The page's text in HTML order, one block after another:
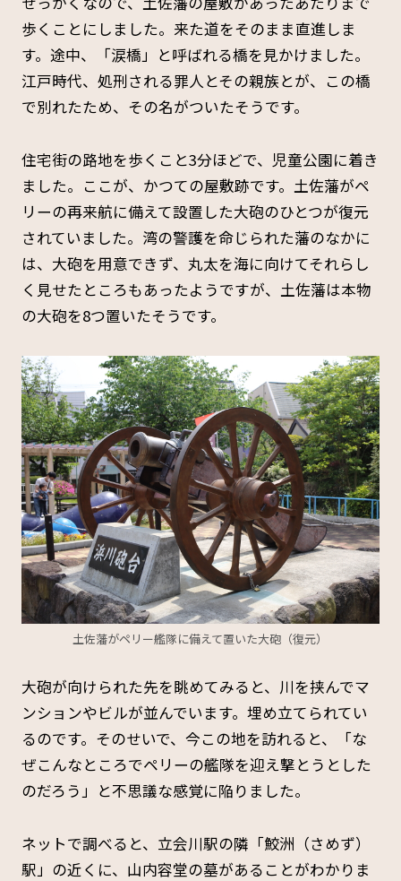
歩くことにしました。来た道をそのまま直進しま
す。途中、「涙橋」と呼ばれる橋を見かけました。
江戸時代、処刑される罪人とその親族とが、この橋
で別れたため、その名がついたそうです。
住宅街の路地を歩くこと3分ほどで、児童公園に着き
ました。ここが、かつての屋敷跡です。土佐藩がペ
リーの再来航に備えて設置した大砲のひとつが復元
されていました。湾の警護を命じられた藩のなかに
は、大砲を用意できず、丸太を海に向けてそれらし
く見せたところもあったようですが、土佐藩は本物
の大砲を8つ置いたそうです。
土佐藩がペリー艦隊に備えて置いた大砲（復元）
大砲が向けられた先を眺めてみると、川を挟んでマ
ンションやビルが並んでいます。埋め立てられてい
るのです。そのせいで、今この地を訪れると、「な
ぜこんなところでペリーの艦隊を迎え撃とうとした
のだろう」と不思議な感覚に陥りました。
ネットで調べると、立会川駅の隣「鮫洲（さめず）
駅」の近くに、山内容堂の墓があることがわかりま